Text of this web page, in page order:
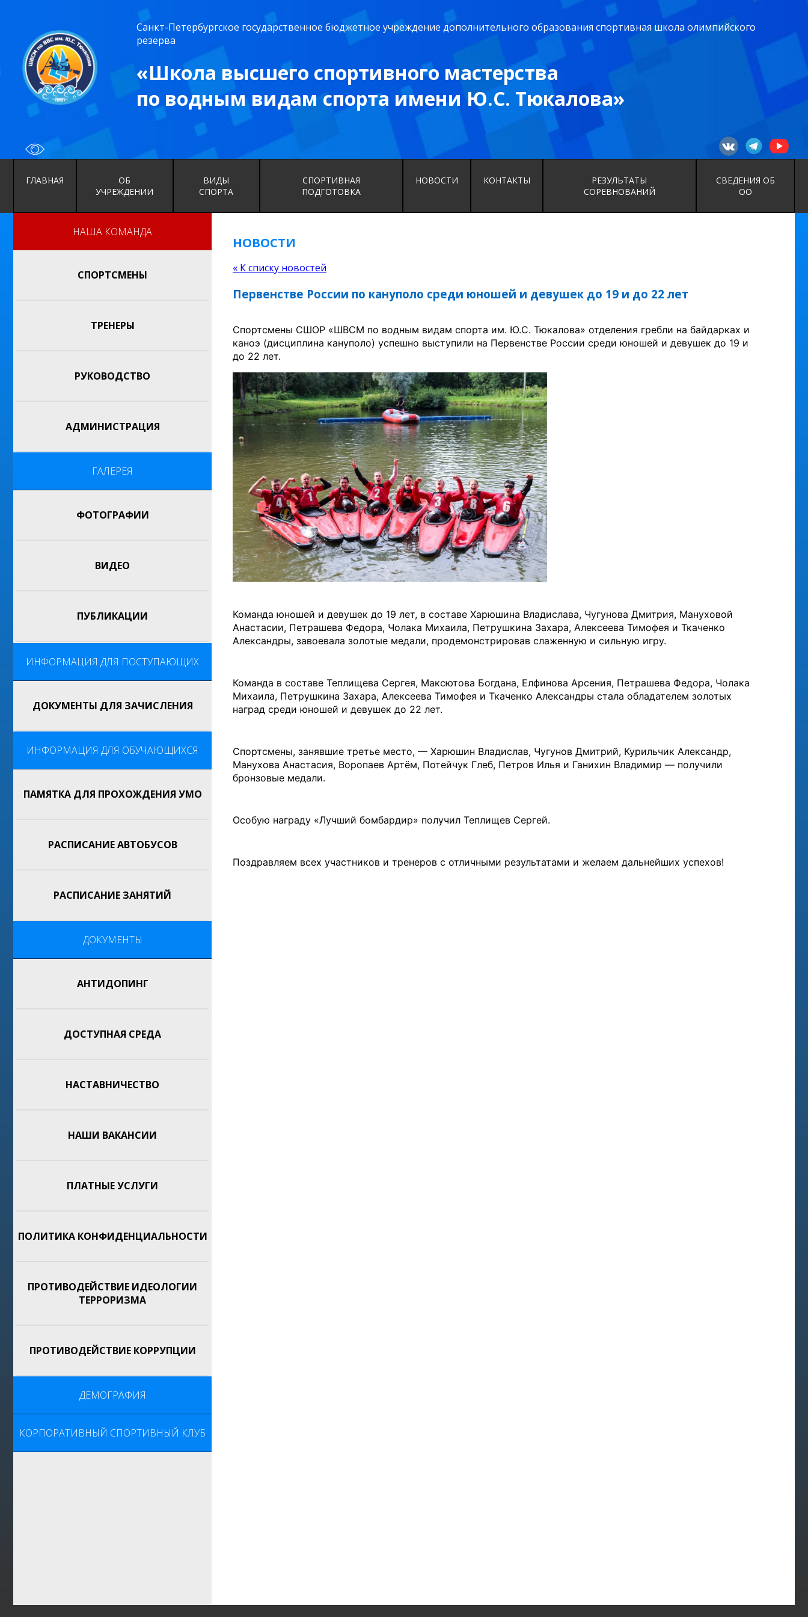
Санкт-Петербургское государственное бюджетное учреждение дополнительного образования спортивная школа олимпийского
резерва
«Школа высшего спортивного мастерства
по водным видам спорта имени Ю.С. Тюкалова»
ГЛАВНАЯ
ОБ
УЧРЕЖДЕНИИ
ВИДЫ
СПОРТА
СПОРТИВНАЯ
ПОДГОТОВКА
НОВОСТИ КОНТАКТЫ
РЕЗУЛЬТАТЫ
СОРЕВНОВАНИЙ
СВЕДЕНИЯ ОБ
ОО
НАША КОМАНДА
СПОРТСМЕНЫ
ТРЕНЕРЫ
РУКОВОДСТВО
АДМИНИСТРАЦИЯ
ГАЛЕРЕЯ
ФОТОГРАФИИ
ВИДЕО
ПУБЛИКАЦИИ
ИНФОРМАЦИЯ ДЛЯ ПОСТУПАЮЩИХ
ДОКУМЕНТЫ ДЛЯ ЗАЧИСЛЕНИЯ
ИНФОРМАЦИЯ ДЛЯ ОБУЧАЮЩИХСЯ
ПАМЯТКА ДЛЯ ПРОХОЖДЕНИЯ УМО
РАСПИСАНИЕ АВТОБУСОВ
РАСПИСАНИЕ ЗАНЯТИЙ
ДОКУМЕНТЫ
АНТИДОПИНГ
ДОСТУПНАЯ СРЕДА
НАСТАВНИЧЕСТВО
НАШИ ВАКАНСИИ
ПЛАТНЫЕ УСЛУГИ
ПОЛИТИКА КОНФИДЕНЦИАЛЬНОСТИ
ПРОТИВОДЕЙСТВИЕ ИДЕОЛОГИИ
ТЕРРОРИЗМА
ПРОТИВОДЕЙСТВИЕ КОРРУПЦИИ
ДЕМОГРАФИЯ
КОРПОРАТИВНЫЙ СПОРТИВНЫЙ КЛУБ
НОВОСТИ
« К списку новостей
Первенстве России по кануполо среди юношей и девушек до 19 и до 22 лет
Спортсмены СШОР «ШВСМ по водным видам спорта им. Ю.С. Тюкалова» отделения гребли на байдарках и
каноэ (дисциплина кануполо) успешно выступили на Первенстве России среди юношей и девушек до 19 и
до 22 лет.
Команда юношей и девушек до 19 лет, в составе Харюшина Владислава, Чугунова Дмитрия, Мануховой
Анастасии, Петрашева Федора, Чолака Михаила, Петрушкина Захара, Алексеева Тимофея и Ткаченко
Александры, завоевала золотые медали, продемонстрировав слаженную и сильную игру.
Команда в составе Теплищева Сергея, Максютова Богдана, Елфинова Арсения, Петрашева Федора, Чолака
Михаила, Петрушкина Захара, Алексеева Тимофея и Ткаченко Александры стала обладателем золотых
наград среди юношей и девушек до 22 лет.
Спортсмены, занявшие третье место, — Харюшин Владислав, Чугунов Дмитрий, Курильчик Александр,
Манухова Анастасия, Воропаев Артём, Потейчук Глеб, Петров Илья и Ганихин Владимир — получили
бронзовые медали.
Особую награду «Лучший бомбардир» получил Теплищев Сергей.
Поздравляем всех участников и тренеров с отличными результатами и желаем дальнейших успехов!